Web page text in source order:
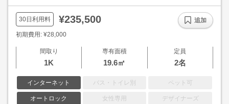
30日利用料 ¥235,500
初期費用: ¥28,000
間取り
1K
専有面積
19.6㎡
定員
2名
インターネット バス・トイレ別 ペット可
オートロック 女性専用 デザイナーズ
追加